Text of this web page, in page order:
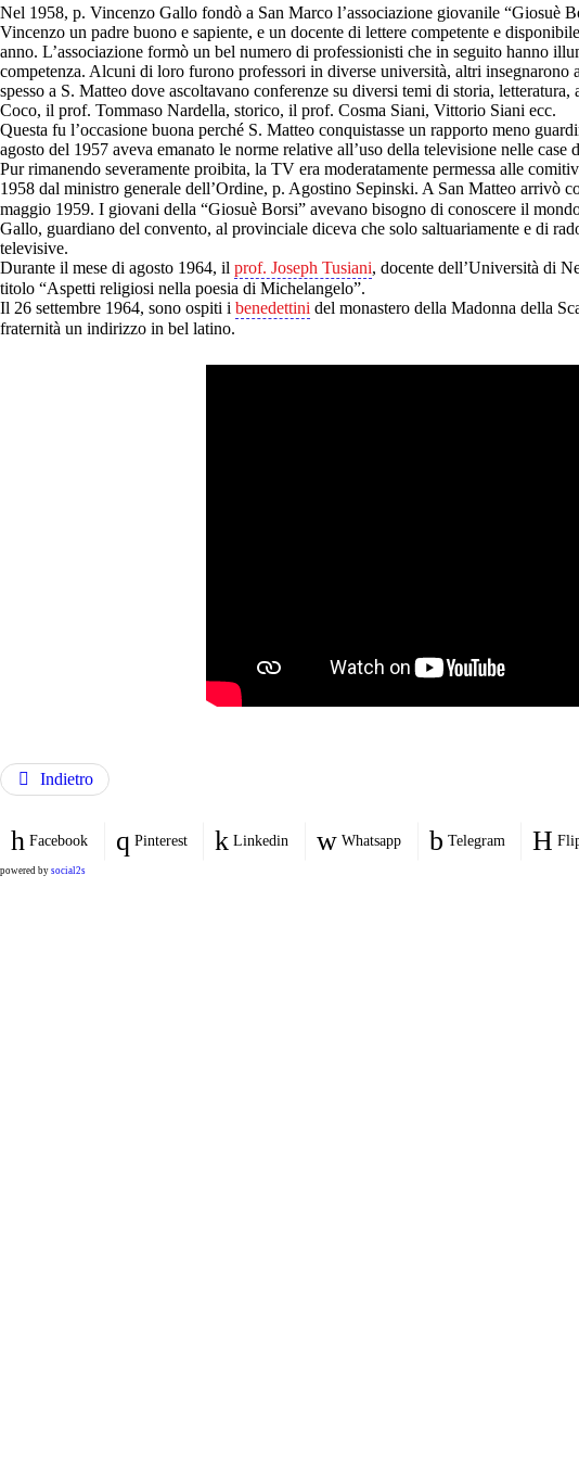
Nel 1958, p. Vincenzo Gallo fondò a San Marco l’associazione giovanile “Giosuè
Vincenzo un padre buono e sapiente, e un docente di lettere competente e
anno. L’associazione formò un bel numero di professionisti che in seguito hanno
competenza. Alcuni di loro furono professori in diverse università, altri insegnarono
spesso a S. Matteo dove ascoltavano conferenze su diversi temi di storia,
Coco, il prof. Tommaso Nardella, storico, il prof. Cosma Siani, Vittorio Siani ecc.
Questa fu l’occasione buona perché S. Matteo conquistasse un rapporto meno
agosto del 1957 aveva emanato le norme relative all’uso della televisione nelle case
Pur rimanendo severamente proibita, la TV era moderatamente permessa alle
1958 dal ministro generale dell’Ordine, p. Agostino Sepinski. A San Matteo arrivò
maggio 1959. I giovani della “Giosuè Borsi” avevano bisogno di conoscere il
Gallo, guardiano del convento, al provinciale diceva che solo saltuariamente e di
televisive.
Durante il mese di agosto 1964, il prof. Joseph Tusiani, docente dell’Università di
titolo “Aspetti religiosi nella poesia di Michelangelo”.
Il 26 settembre 1964, sono ospiti i benedettini del monastero della Madonna della
fraternità un indirizzo in bel latino.
Indietro
Facebook Pinterest Linkedin Whatsapp Telegram
powered by social2s